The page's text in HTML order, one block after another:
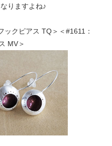
りますよね♪
ックピアス TQ＞＜#1611：
MV＞